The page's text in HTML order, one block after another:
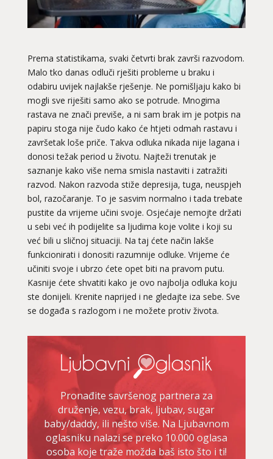
Prema statistikama, svaki četvrti brak završi razvodom.
Malo tko danas odluči rješiti probleme u braku i
odabiru uvijek najlakše rješenje. Ne pomišljaju kako bi
mogli sve riješiti samo ako se potrude. Mnogima
rastava ne znači previše, a ni sam brak im je potpis na
papiru stoga nije čudo kako će htjeti odmah rastavu i
završetak loše priče. Takva odluka nikada nije lagana i
donosi težak period u životu. Najteži trenutak je
saznanje kako više nema smisla nastaviti i zatražiti
razvod. Nakon razvoda stiže depresija, tuga, neuspjeh
bol, razočaranje. To je sasvim normalno i tada trebate
pustite da vrijeme učini svoje. Osjećaje nemojte držati
u sebi već ih podijelite sa ljudima koje volite i koji su
već bili u sličnoj situaciji. Na taj ćete način lakše
funkcionirati i donositi razumnije odluke. Vrijeme će
učiniti svoje i ubrzo ćete opet biti na pravom putu.
Kasnije ćete shvatiti kako je ovo najbolja odluka koju
ste donijeli. Krenite naprijed i ne gledajte iza sebe. Sve
se događa s razlogom i ne možete protiv života.
Pronađite savršenog partnera za
druženje, vezu, brak, ljubav, sugar
baby/daddy, ili nešto više. Na Ljubavnom
oglasniku nalazi se preko 10.000 oglasa
osoba koje traže možda baš isto što i ti!